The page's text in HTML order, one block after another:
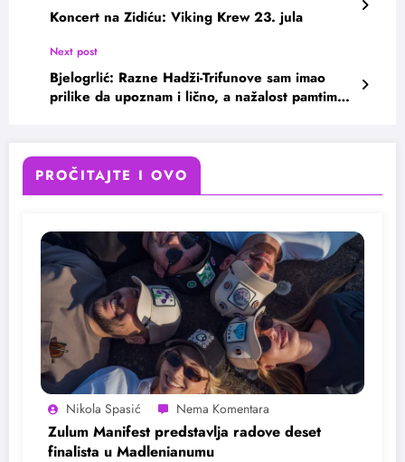
Koncert na Zidiću: Viking Krew 23. jula
Next post
Bjelogrlić: Razne Hadži-Trifunove sam imao
prilike da upoznam i lično, a nažalost pamtimo
PROČITAJTE I OVO
Nikola Spasić
Zulum Manifest predstavlja radove deset
finalista u Madlenianumu